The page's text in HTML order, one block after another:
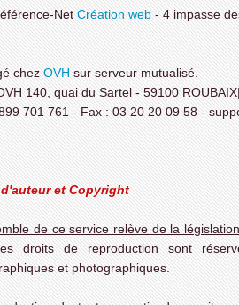
NetCréation web- 4 impasse
chezOVHsur serveur mutualisé.
140, quai du Sartel - 59100
701 761 - Fax : 03 20 20 09 58 -
et Copyright
de ce service relève de la
droits de reproduction sont
et photographiques.